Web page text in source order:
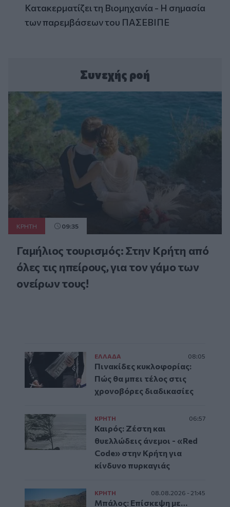
Κατακερματίζει τη Βιομηχανία - Η σημασία
των παρεμβάσεων του ΠΑΣΕΒΙΠΕ
Συνεχής ροή
ΚΡΗΤΗ 09:35
Γαμήλιος τουρισμός: Στην Κρήτη από
όλες τις ηπείρους, για τον γάμο των
ονείρων τους!
ΕΛΛAΔΑ 08:05
Πινακίδες κυκλοφορίας:
Πώς θα μπει τέλος στις
χρονοβόρες διαδικασίες
ΚΡΗΤΗ 06:57
Καιρός: Ζέστη και
θυελλώδεις άνεμοι - «Red
Code» στην Κρήτη για
κίνδυνο πυρκαγιάς
ΚΡΗΤΗ 08.08.2026 - 21:45
Μπάλος: Επίσκεψη με…